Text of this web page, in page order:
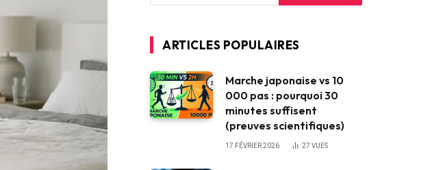
ARTICLES POPULAIRES
Marche japonaise vs 10
000 pas : pourquoi 30
minutes suffisent
(preuves scientifiques)
17 FÉVRIER 2026 27 VUES